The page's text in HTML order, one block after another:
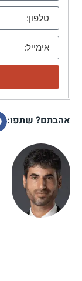
אהבתם? שתפו: